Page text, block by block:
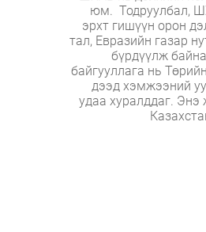
юм. Тодруулбал,
эрхт гишүүн орон
тал, Евразийн газар
бүрдүүлж
байгууллага нь
дээд хэмжээний
удаа хуралддаг. Энэ